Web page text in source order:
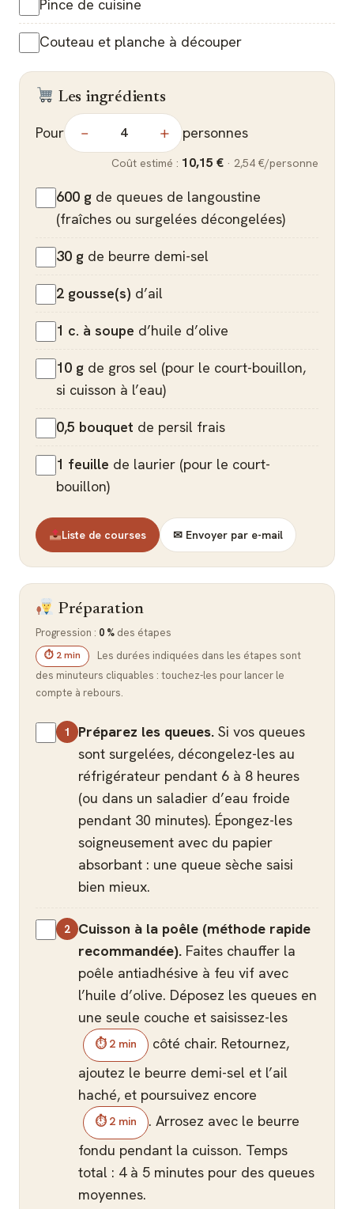
Pince de cuisine
Couteau et planche à découper
Les ingrédients
Pour − + personnes
Coût estimé : 10,15 € · 2,54 €/personne
600 g de queues de langoustine
(fraîches ou surgelées décongelées)
30 g de beurre demi-sel
2 gousse(s) d’ail
1 c. à soupe d’huile d’olive
10 g de gros sel (pour le court-bouillon,
si cuisson à l’eau)
0,5 bouquet de persil frais
1 feuille de laurier (pour le court-
bouillon)
Liste de courses ✉ Envoyer par e-mail
Préparation
Progression : 0 % des étapes
⏱ 2 min
Les durées indiquées dans les étapes sont
des minuteurs cliquables : touchez-les pour lancer le
compte à rebours.
Préparez les queues. Si vos queues
sont surgelées, décongelez-les au
réfrigérateur pendant 6 à 8 heures
(ou dans un saladier d’eau froide
pendant 30 minutes). Épongez-les
soigneusement avec du papier
absorbant : une queue sèche saisi
bien mieux.
Cuisson à la poêle (méthode rapide
recommandée). Faites chauffer la
poêle antiadhésive à feu vif avec
l’huile d’olive. Déposez les queues en
une seule couche et saisissez-les
⏱ 2 min
côté chair. Retournez,
ajoutez le beurre demi-sel et l’ail
haché, et poursuivez encore
⏱ 2 min
. Arrosez avec le beurre
fondu pendant la cuisson. Temps
total : 4 à 5 minutes pour des queues
moyennes.